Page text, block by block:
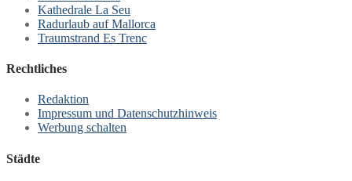
Kathedrale La Seu
Radurlaub auf Mallorca
Traumstrand Es Trenc
Rechtliches
Redaktion
Impressum und Datenschutzhinweis
Werbung schalten
Städte